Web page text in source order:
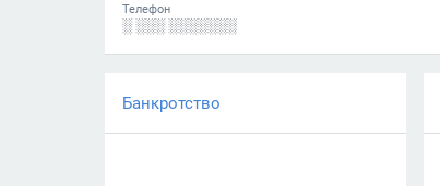
Телефон
░ ░░░ ░░░░░░░
Банкротство